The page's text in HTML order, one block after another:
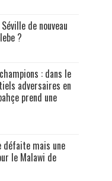
de nouveau
?
: dans le
adversaires en
prend une
défaite mais une
le Malawi de